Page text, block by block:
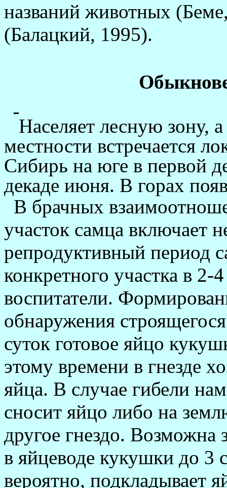
названий животных
(Ба­лацкий, 1995).
Населяет лесную зону,
местности встречается
Сибирь на юге в первой
декаде июня. В горах
В брачных
участок сам­ца включает
репродуктивный период
конкретного участка в 2-
воспитатели.
обнаружения
суток готовое яйцо
этому времени в гнез­де
яйца. В случае гибели
сносит яйцо либо на
другое гнездо. Возможна
в яйцеводе кукушки до 3
вероятно, подкладывает